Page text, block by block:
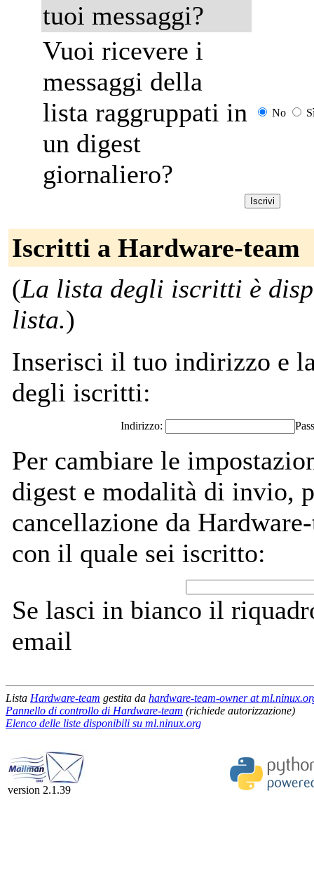
tuoi messaggi?
Vuoi ricevere i
messaggi della
lista raggruppati in
un digest
giornaliero?
No
Iscritti a Hardware-team
(La lista degli iscritti è
lista.)
Inserisci il tuo indirizzo e
degli iscritti:
Indirizzo:
Per cambiare le
digest e modalità di invio,
cancellazione da
con il quale sei iscritto:
Se lasci in bianco il
email
Lista Hardware-team gestita da hardware-team-owner at
Pannello di controllo di Hardware-team (richiede autorizzazione)
Elenco delle liste disponibili su ml.ninux.org
version 2.1.39